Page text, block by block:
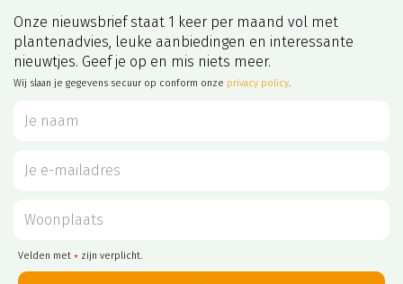
Onze nieuwsbrief staat 1 keer per maand vol met
plantenadvies, leuke aanbiedingen en interessante
nieuwtjes. Geef je op en mis niets meer.
Wij slaan je gegevens secuur op conform onze privacy policy.
Velden met * zijn verplicht.